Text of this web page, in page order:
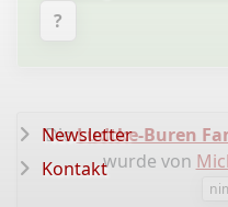
?
DieLudtke-Buren
wurde von
Newsletter
Kontakt